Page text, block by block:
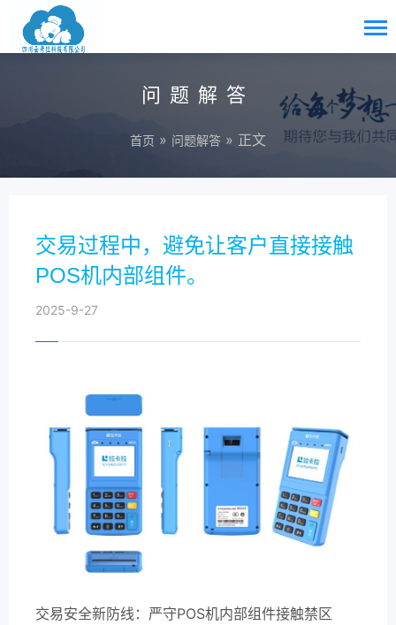
问题解答
首页 » 问题解答 » 正文
交易过程中，避免让客户直接接触
POS机内部组件。
2025-9-27
交易安全新防线：严守POS机内部组件接触禁区